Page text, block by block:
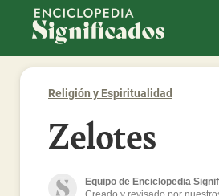
Enciclopedia Significados
Religión y Espiritualidad
Zelotes
Equipo de Enciclopedia